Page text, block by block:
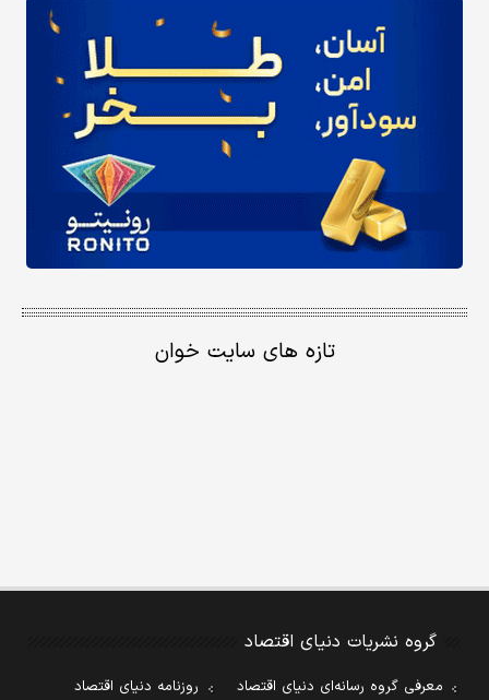
تازه های سایت خوان
گروه نشریات دنیای اقتصاد
معرفی گروه رسانه‌ای دنیای اقتصاد
روزنامه دنیای اقتصاد